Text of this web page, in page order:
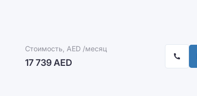
Стоимость, AED /месяц
17 739 AED